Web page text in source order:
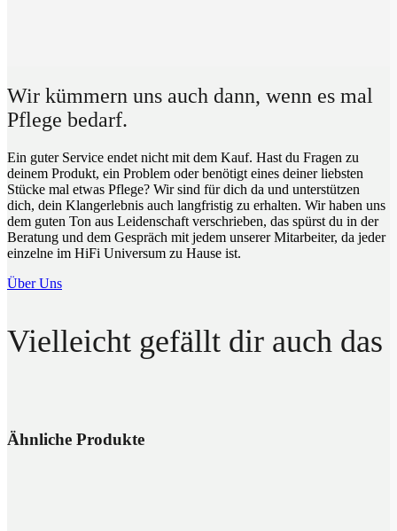
Wir kümmern uns auch dann, wenn es mal
Pflege bedarf.
Ein guter Service endet nicht mit dem Kauf. Hast du Fragen zu
deinem Produkt, ein Problem oder benötigt eines deiner liebsten
Stücke mal etwas Pflege? Wir sind für dich da und unterstützen
dich, dein Klangerlebnis auch langfristig zu erhalten. Wir haben uns
dem guten Ton aus Leidenschaft verschrieben, das spürst du in der
Beratung und dem Gespräch mit jedem unserer Mitarbeiter, da jeder
einzelne im HiFi Universum zu Hause ist.
Über Uns
Vielleicht gefällt dir auch das
Ähnliche Produkte